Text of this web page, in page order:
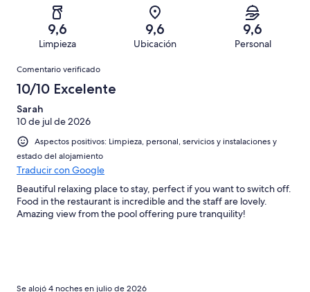
puntuación
puntuación
puntuación
Normal
una
puntuación
Mediocre
98
una
puntuación
de
Horrible
9,6
Limpieza
9,6
Ubicación
9,6
Personal
Comentarios
Comentario verificado
10/10 Excelente
Sarah
10 de jul de 2026
Aspectos positivos: Limpieza, personal, servicios y instalaciones y
estado del alojamiento
Traducir con Google
Beautiful relaxing place to stay, perfect if you want to switch off.
Food in the restaurant is incredible and the staff are lovely.
Amazing view from the pool offering pure tranquility!
Se alojó 4 noches en julio de 2026